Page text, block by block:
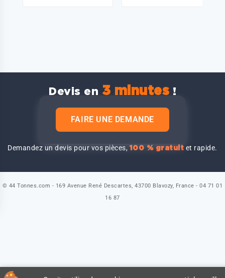
Devis en 3 minutes !
FAIRE UNE DEMANDE
Demandez un devis pour vos pièces,100 % gratuit et rapide.
© 44 Tonnes.com - 169 Avenue René Descartes, 43700 Blavozy, France - 04 71 01
16 87